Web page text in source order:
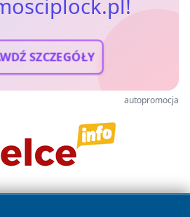
SZCZEGÓŁY
autopromocja